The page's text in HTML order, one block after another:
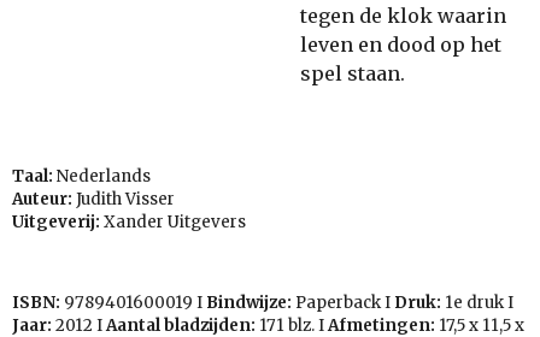
tegen de klok waarin
leven en dood op het
spel staan.
Taal: Nederlands
Auteur: Judith Visser
Uitgeverij: Xander Uitgevers
ISBN: 9789401600019 I Bindwijze: Paperback I Druk: 1e druk I
Jaar: 2012 IAantal bladzijden: 171 blz. IAfmetingen: 17,5 x 11,5 x